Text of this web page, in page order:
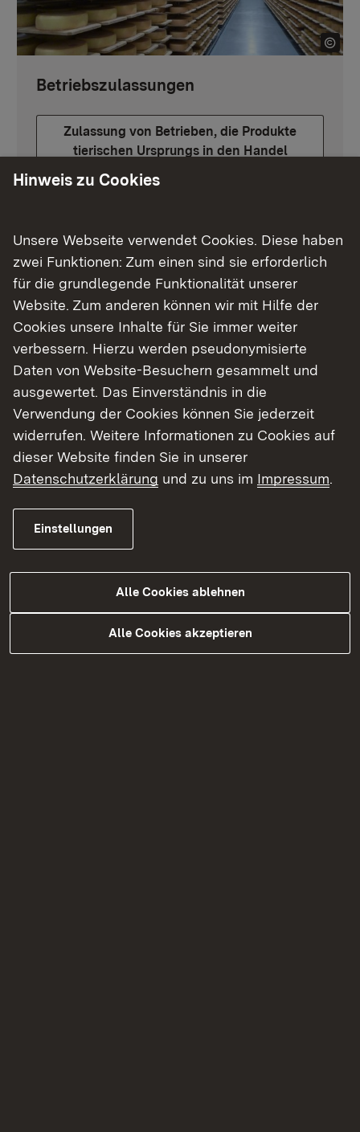
Betriebszulassungen
Zulassung von Betrieben, die Produkte
tierischen Ursprungs in den Handel
Sicherer Onlinehandel mit
Lebensmitteln
Sicherer Onlinehandel mit
Hinweis zu Cookies
Unsere Webseite verwendet Cookies. Diese haben
zwei Funktionen: Zum einen sind sie erforderlich
für die grundlegende Funktionalität unserer
Website. Zum anderen können wir mit Hilfe der
Cookies unsere Inhalte für Sie immer weiter
verbessern. Hierzu werden pseudonymisierte
Daten von Website-Besuchern gesammelt und
ausgewertet. Das Einverständnis in die
Verwendung der Cookies können Sie jederzeit
widerrufen. Weitere Informationen zu Cookies auf
dieser Website finden Sie in unserer
Datenschutzerklärung und zu uns im Impressum.
Einstellungen
Alle Cookies ablehnen
Alle Cookies akzeptieren